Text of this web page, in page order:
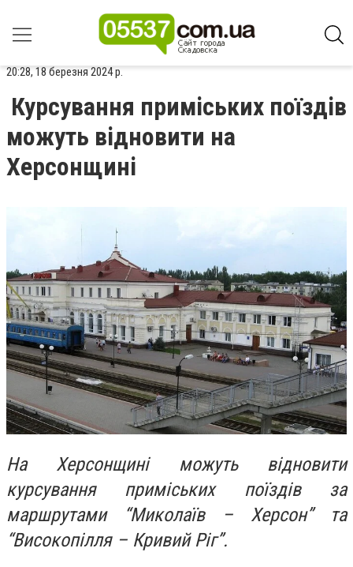
20:28, 18 березня 2024 р.
Курсування приміських поїздів
можуть відновити на
Херсонщині
На Херсонщині можуть відновити
курсування приміських поїздів за
маршрутами “Миколаїв – Херсон” та
“Високопілля – Кривий Ріг”.